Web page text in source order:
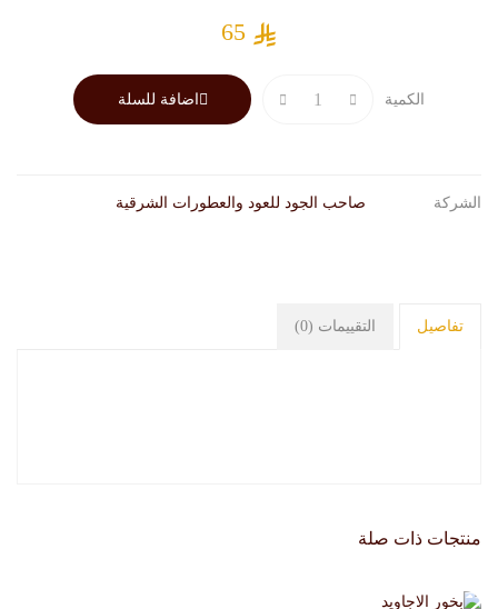
65
الكمية اضافة للسلة
الشركة صاحب الجود للعود والعطورات الشرقية
تفاصيل التقييمات (0)
منتجات ذات صلة